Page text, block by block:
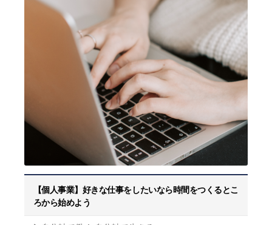
【個人事業】好きな仕事をしたいなら時間をつくるとこ
ろから始めよう